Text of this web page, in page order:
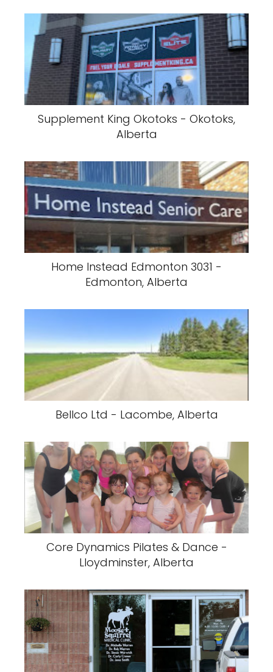
Supplement King Okotoks - Okotoks,
Alberta
Home Instead Edmonton 3031 -
Edmonton, Alberta
Bellco Ltd - Lacombe, Alberta
Core Dynamics Pilates & Dance -
Lloydminster, Alberta